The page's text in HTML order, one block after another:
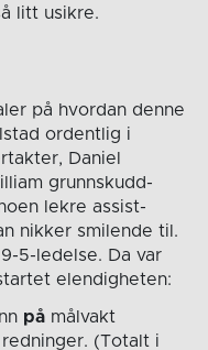
litt usikre.
på hvordan denne
ordentlig i
Daniel
grunnskudd-
lekre assist-
nikker smilende til.
5-ledelse. Da var
elendigheten:
påmålvakt
(Totalt i